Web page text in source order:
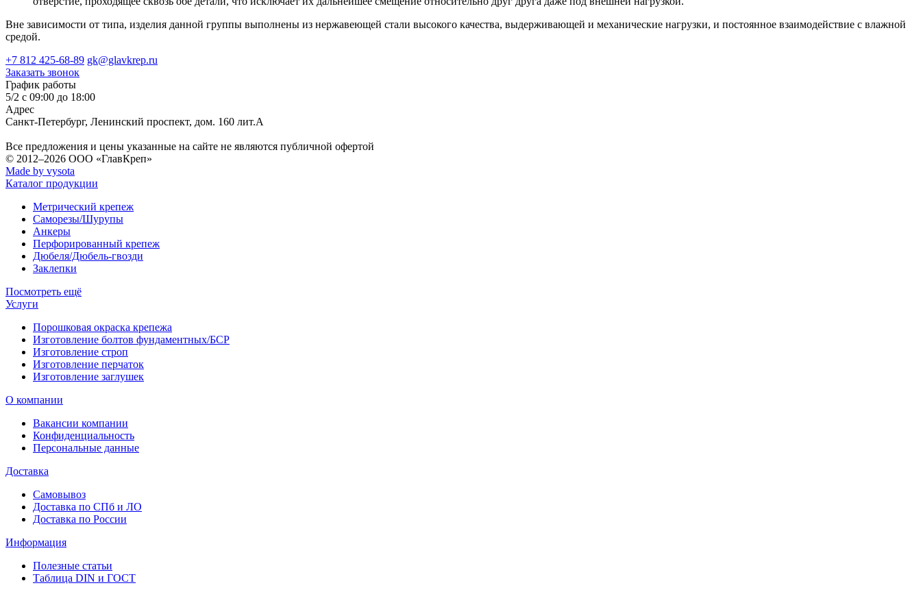
Вне зависимости от типа, изделия данной группы выполнены из нержавеющей стали высокого качества, выдерживающей и механические нагрузки, и постоянное взаимодействие с влажной
средой.
+7 812 425-68-89 gk@glavkrep.ru
Заказать звонок
График работы
5/2 с 09:00 до 18:00
Адрес
Санкт-Петербург, Ленинский проспект, дом. 160 лит.А
Все предложения и цены указанные на сайте не являются публичной офертой
© 2012–2026 ООО «ГлавКреп»
Made by vysota
Каталог продукции
Метрический крепеж
Саморезы/Шурупы
Анкеры
Перфорированный крепеж
Дюбеля/Дюбель-гвозди
Заклепки
Посмотреть ещё
Услуги
Порошковая окраска крепежа
Изготовление болтов фундаментных/БСР
Изготовление строп
Изготовление перчаток
Изготовление заглушек
О компании
Вакансии компании
Конфиденциальность
Персональные данные
Доставка
Самовывоз
Доставка по СПб и ЛО
Доставка по России
Информация
Полезные статьи
Таблица DIN и ГОСТ